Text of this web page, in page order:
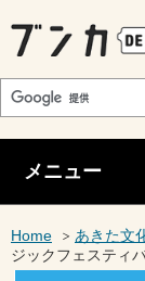
メニュー
Home あきた文
ジックフェスティ